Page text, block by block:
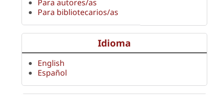
Para autores/as
Para bibliotecarios/as
Idioma
English
Español